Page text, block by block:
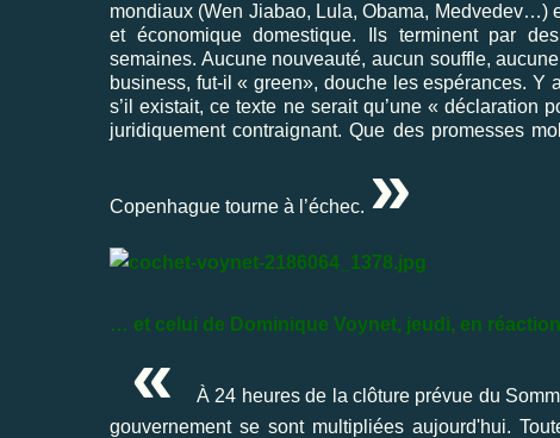
mondiaux (Wen Jiabao, Lula, Obama, Medvedev…)
et économique domestique. Ils terminent par
semaines. Aucune nouveauté, aucun souffle,
business, fut-il « green», douche les espérances.
s’il existait, ce texte ne serait qu’une «
juridiquement contraignant. Que des promesses
Copenhague tourne à l’échec. »
… et celui de Dominique Voynet, jeudi, en
«
À 24 heures de la clôture prévue du
gouvernement se sont multipliées aujourd'hui.